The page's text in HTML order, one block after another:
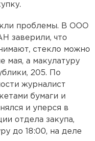
проблемы. В ООО
заверили, что
стекло можно
мая, а макулатуру
205. По
журналист
бумаги и
и уперся в
отдела закупа,
до 18:00, на деле